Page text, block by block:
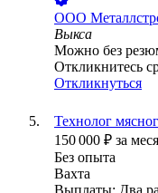
ООО
Выкса
Можно без
Откликнитесь
Откликнуться
Технолог
150 000 ₽ за
Без опыта
Вахта